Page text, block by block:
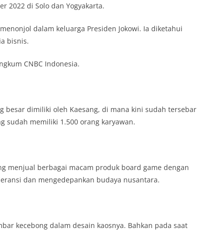
2022 di Solo dan Yogyakarta.
dalam keluarga Presiden Jokowi. Ia diketahui
bisnis.
CNBC Indonesia.
besar dimiliki oleh Kaesang, di mana kini sudah tersebar
sudah memiliki 1.500 orang karyawan.
menjual berbagai macam produk board game dengan
dan mengedepankan budaya nusantara.
kecebong dalam desain kaosnya. Bahkan pada saat